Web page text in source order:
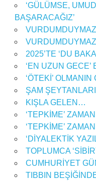
‘GÜLÜMSE,
BAŞARACAĞIZ’
2025’TE ‘DU
‘EN UZUN GECE’
‘ÖTEKİ’ OLMANIN
ŞAM ŞEYTANLARI
KIŞLA GELEN…
‘TEPKİME’
‘TEPKİME’
‘DİYALEKTİK
TOPLUMCA
CUMHURİYET
TIBBIN